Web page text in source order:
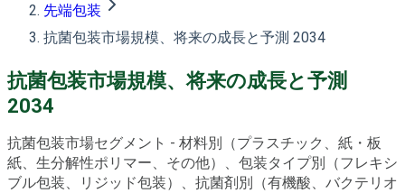
先端包装
抗菌包装市場規模、将来の成長と予測 2034
抗菌包装市場規模、将来の成長と予測
2034
抗菌包装市場セグメント - 材料別（プラスチック、紙・板
紙、生分解性ポリマー、その他）、包装タイプ別（フレキシ
ブル包装、リジッド包装）、抗菌剤別（有機酸、バクテリオ